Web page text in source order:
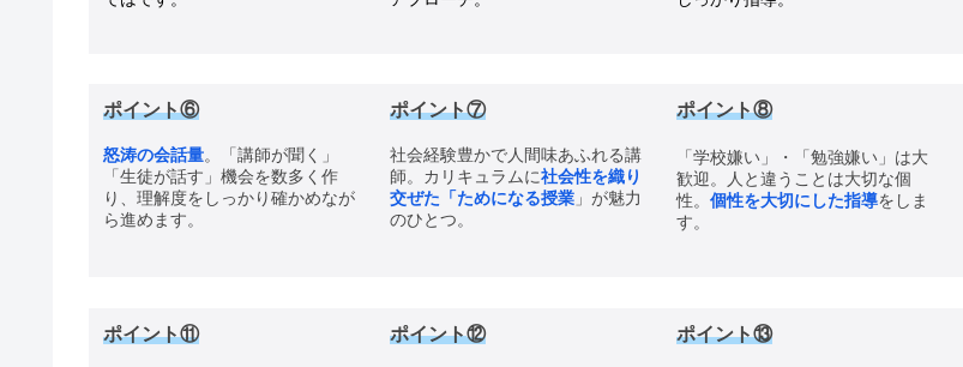
ポイント⑥
怒涛の会話量。「講師が聞く」
「生徒が話す」機会を数多く作
り、理解度をしっかり確かめなが
ら進めます。
ポイント⑦
社会経験豊かで人間味あふれる講
師。カリキュラムに社会性を織り
交ぜた「ためになる授業 」が魅力
のひとつ。
ポイント⑧
「学校嫌い」・「勉強嫌い」は大
歓迎。人と違うことは大切な個
性。個性を大切にした指導をしま
す。
ポイント⑪ ポイント⑫ ポイント⑬